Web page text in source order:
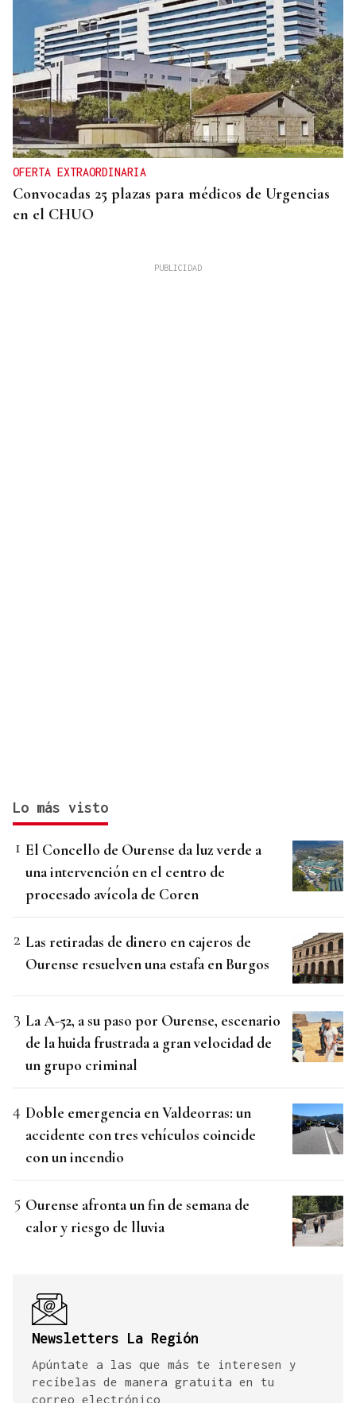
OFERTA EXTRAORDINARIA
Convocadas 25 plazas para médicos de Urgencias
en el CHUO
Lo más visto
El Concello de Ourense da luz verde a
una intervención en el centro de
procesado avícola de Coren
Las retiradas de dinero en cajeros de
Ourense resuelven una estafa en Burgos
La A-52, a su paso por Ourense, escenario
de la huida frustrada a gran velocidad de
un grupo criminal
Doble emergencia en Valdeorras: un
accidente con tres vehículos coincide
con un incendio
Ourense afronta un fin de semana de
calor y riesgo de lluvia
Newsletters La Región
Apúntate a las que más te interesen y
recíbelas de manera gratuita en tu
correo electrónico